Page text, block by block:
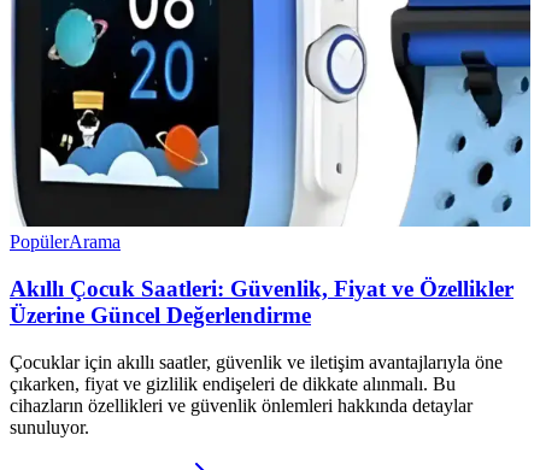
PopülerArama
Akıllı Çocuk Saatleri: Güvenlik, Fiyat ve Özellikler
Üzerine Güncel Değerlendirme
Çocuklar için akıllı saatler, güvenlik ve iletişim avantajlarıyla öne
çıkarken, fiyat ve gizlilik endişeleri de dikkate alınmalı. Bu
cihazların özellikleri ve güvenlik önlemleri hakkında detaylar
sunuluyor.